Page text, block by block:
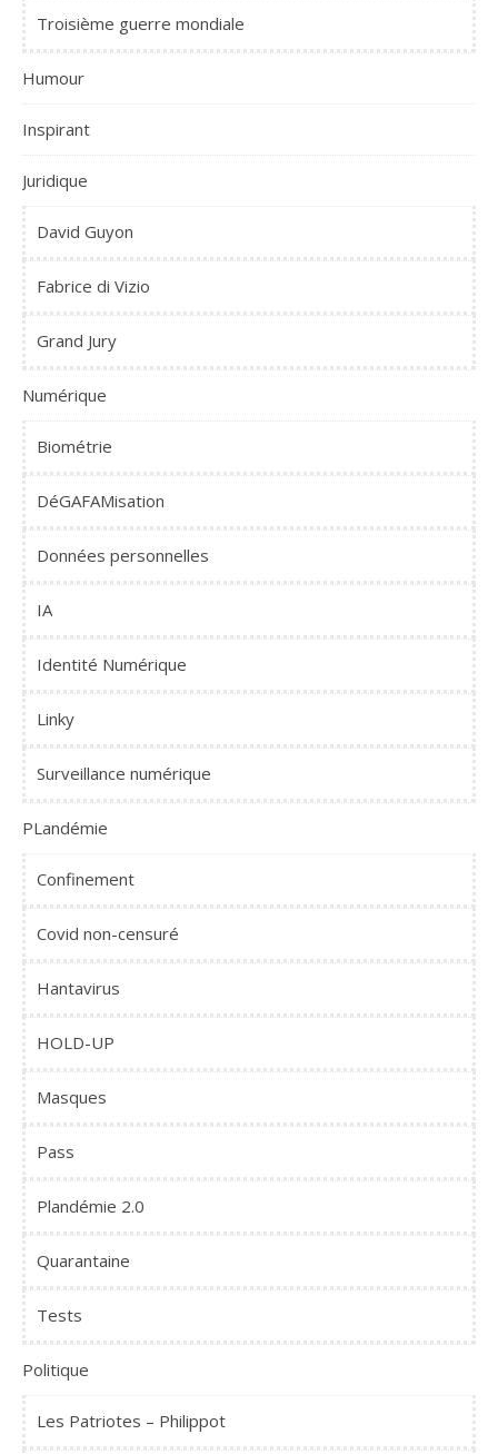
Troisième guerre mondiale
Humour
Inspirant
Juridique
David Guyon
Fabrice di Vizio
Grand Jury
Numérique
Biométrie
DéGAFAMisation
Données personnelles
IA
Identité Numérique
Linky
Surveillance numérique
PLandémie
Confinement
Covid non-censuré
Hantavirus
HOLD-UP
Masques
Pass
Plandémie 2.0
Quarantaine
Tests
Politique
Les Patriotes – Philippot